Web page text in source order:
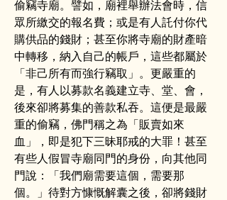
偷竊寺廟。譬如，廟裡舉辦法會時，信
眾所繳交的報名費；或是有人託付你代
購供品的錢財；甚至你將寺廟的財產暗
中轉移，納入自己的帳戶，這些都屬於
「非己所有而強行竊取」。更嚴重的
是，有人以募款名義建立寺、堂、會，
後來卻將募集的善款私吞。這便是最嚴
重的偷竊，佛門稱之為「販賣如來
血」，即是犯下三昧耶戒的大罪！甚至
有些人假冒寺廟同門的身份，向其他同
門說：「我們廟需要這個，需要那
個。」待對方慷慨解囊之後，卻將錢財